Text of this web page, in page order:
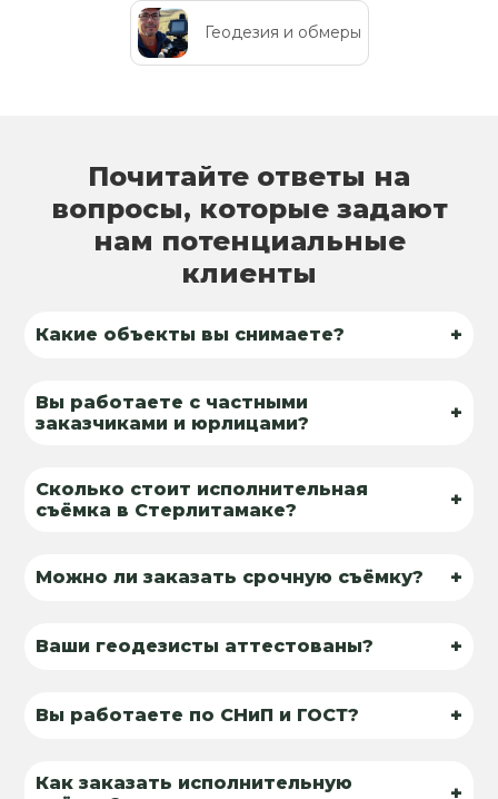
Геодезия и обмеры
Почитайте ответы на
вопросы, которые задают
нам потенциальные
клиенты
Какие объекты вы снимаете? +
Вы работаете с частными
заказчиками и юрлицами?
+
Сколько стоит исполнительная
съёмка в Стерлитамаке?
+
Можно ли заказать срочную съёмку? +
Ваши геодезисты аттестованы? +
Вы работаете по СНиП и ГОСТ? +
Как заказать исполнительную
+